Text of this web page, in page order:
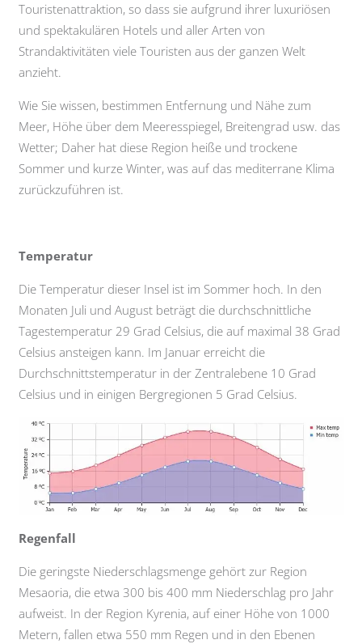
Touristenattraktion, so dass sie aufgrund ihrer luxuriösen
und spektakulären Hotels und aller Arten von
Strandaktivitäten viele Touristen aus der ganzen Welt
anzieht.
Wie Sie wissen, bestimmen Entfernung und Nähe zum
Meer, Höhe über dem Meeresspiegel, Breitengrad usw. das
Wetter; Daher hat diese Region heiße und trockene
Sommer und kurze Winter, was auf das mediterrane Klima
zurückzuführen ist.
Temperatur
Die Temperatur dieser Insel ist im Sommer hoch. In den
Monaten Juli und August beträgt die durchschnittliche
Tagestemperatur 29 Grad Celsius, die auf maximal 38 Grad
Celsius ansteigen kann. Im Januar erreicht die
Durchschnittstemperatur in der Zentralebene 10 Grad
Celsius und in einigen Bergregionen 5 Grad Celsius.
Regenfall
Die geringste Niederschlagsmenge gehört zur Region
Mesaoria, die etwa 300 bis 400 mm Niederschlag pro Jahr
aufweist. In der Region Kyrenia, auf einer Höhe von 1000
Metern, fallen etwa 550 mm Regen und in den Ebenen